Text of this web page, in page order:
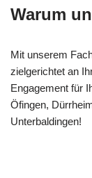
Warum
Mit unserem
zielgerichtet an
Engagement für
Öfingen,
Unterbaldingen!